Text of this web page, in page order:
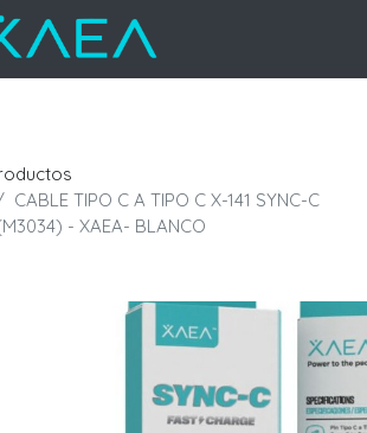
CABLE TIPO C A TIPO C X-141 SYNC-C
- XAEA- BLANCO